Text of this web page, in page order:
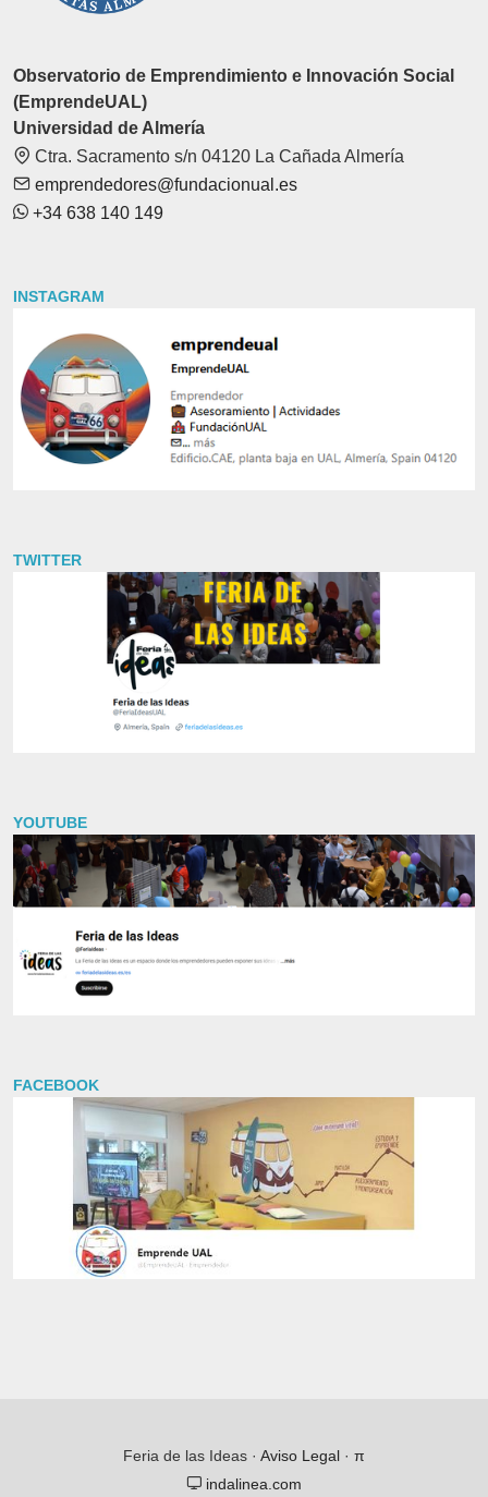
Observatorio de Emprendimiento e Innovación Social
(EmprendeUAL)
Universidad de Almería
Ctra. Sacramento s/n 04120 La Cañada Almería
emprendedores@fundacionual.es
+34 638 140 149
INSTAGRAM
TWITTER
YOUTUBE
FACEBOOK
Feria de las Ideas · Aviso Legal · π
indalinea.com